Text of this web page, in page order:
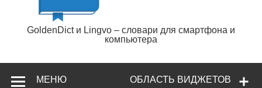
GoldenDict и Lingvo – словари для смартфона и
компьютера
ОБЛАСТЬ ВИДЖЕТОВ
МЕНЮ